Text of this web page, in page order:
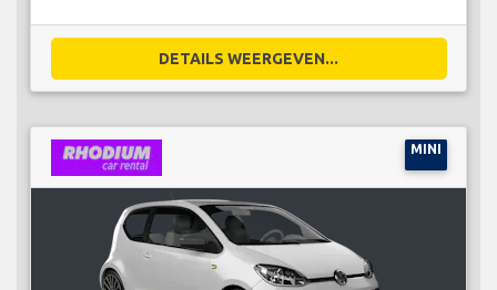
DETAILS WEERGEVEN...
MINI